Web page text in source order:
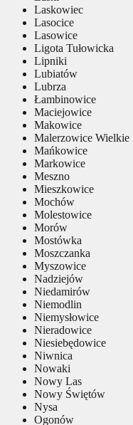
Laskowiec
Lasocice
Lasowice
Ligota Tułowicka
Lipniki
Lubiatów
Lubrza
Łambinowice
Maciejowice
Makowice
Malerzowice Wielkie
Mańkowice
Markowice
Meszno
Mieszkowice
Mochów
Molestowice
Morów
Mostówka
Moszczanka
Myszowice
Nadziejów
Niedamirów
Niemodlin
Niemysłowice
Nieradowice
Niesiebędowice
Niwnica
Nowaki
Nowy Las
Nowy Świętów
Nysa
Ogonów